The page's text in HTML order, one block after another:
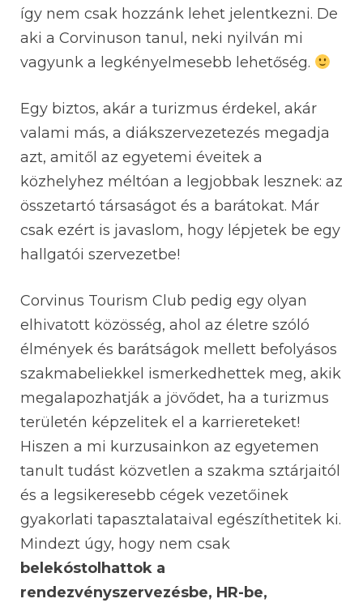
így nem csak hozzánk lehet jelentkezni. De
aki a Corvinuson tanul, neki nyilván mi
vagyunk a legkényelmesebb lehetőség.
Egy biztos, akár a turizmus érdekel, akár
valami más, a diákszervezetezés megadja
azt, amitől az egyetemi éveitek a
közhelyhez méltóan a legjobbak lesznek: az
összetartó társaságot és a barátokat. Már
csak ezért is javaslom, hogy lépjetek be egy
hallgatói szervezetbe!
Corvinus Tourism Club pedig egy olyan
elhivatott közösség, ahol az életre szóló
élmények és barátságok mellett befolyásos
szakmabeliekkel ismerkedhettek meg, akik
megalapozhatják a jövődet, ha a turizmus
területén képzelitek el a karriereteket!
Hiszen a mi kurzusainkon az egyetemen
tanult tudást közvetlen a szakma sztárjaitól
és a legsikeresebb cégek vezetőinek
gyakorlati tapasztalataival egészíthetitek ki.
Mindezt úgy, hogy nem csak
belekóstolhattok a
rendezvényszervezésbe, HR-be,